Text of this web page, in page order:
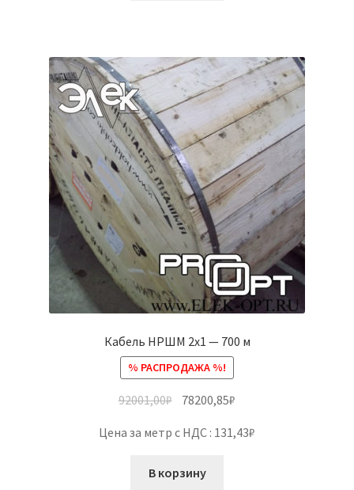
Кабель НРШМ 2х1 — 700 м
% РАСПРОДАЖА %!
92001,00₽ 78200,85₽
Цена за метр с НДС : 131,43₽
В корзину